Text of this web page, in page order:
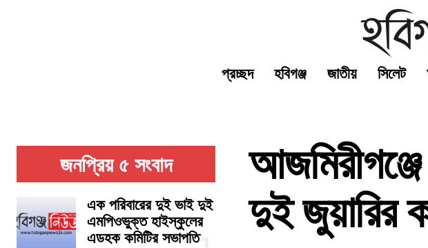
প্রচ্ছদ হবিগঞ্জ জাতীয় সিলেট
জনপ্রিয় ৫ সংবাদ
এক পরিবারের দুই ভাই দুই
এমপিওভুক্ত হাইস্কুলের
এডহক কমিটির সভাপতি
দুই জুয়ারির